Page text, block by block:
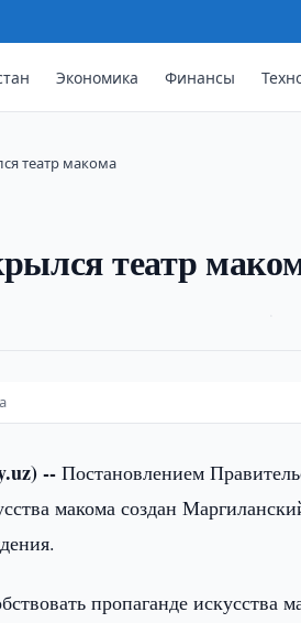
Экономика Финансы
театр макома
театр
--Постановлением
макома создан
пропаганде искусства